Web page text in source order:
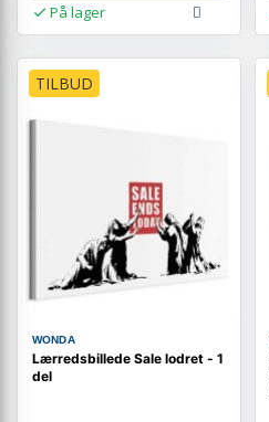
På lager
TILBUD
WONDA
Lærredsbillede Sale lodret - 1
del